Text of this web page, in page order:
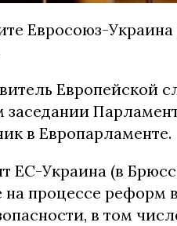
Евросоюз-Украина
Европейской
в Европарламенте.
ЕС-Украина (в
процессе реформ
в том